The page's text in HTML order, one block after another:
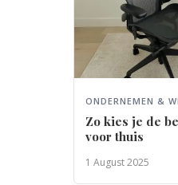
ONDERNEMEN &
Zo kies je de
voor thuis
1 August 2025